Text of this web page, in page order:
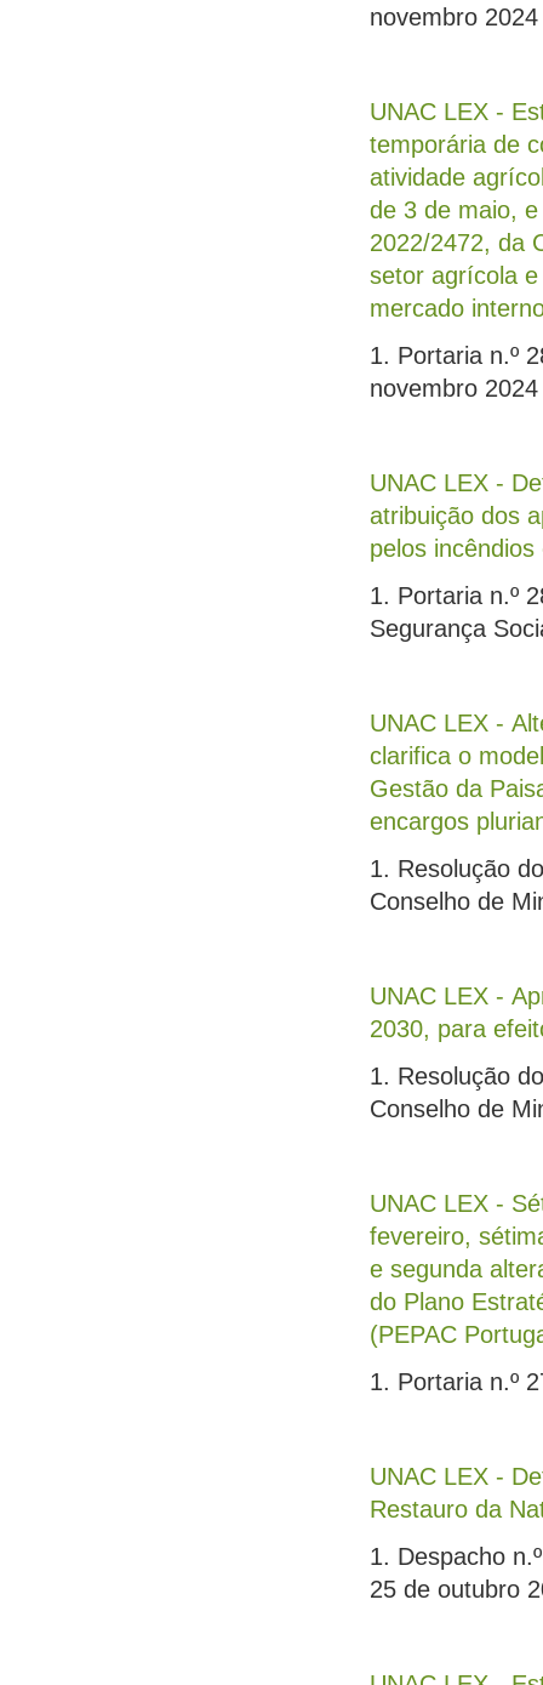
novembro 2024
UNAC LEX -
temporária de
atividade
de 3 de maio,
2022/2472, da
setor agrícola
mercado
1. Portaria n.º
novembro 2024
UNAC LEX -
atribuição dos
pelos
1. Portaria n.º
Segurança
UNAC LEX -
clarifica o
Gestão da
encargos
1. Resolução
Conselho de
UNAC LEX -
2030, para
1. Resolução
Conselho de
UNAC LEX -
fevereiro,
e segunda
do Plano
(PEPAC
1. Portaria n.º
UNAC LEX -
Restauro da
1. Despacho
25 de outubro